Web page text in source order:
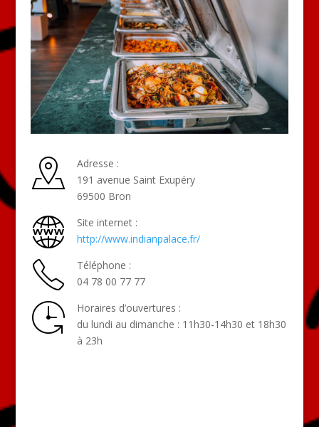
Adresse :
191 avenue Saint Exupéry
69500 Bron
Site internet :
http://www.indianpalace.fr/
Téléphone :
04 78 00 77 77
Horaires d’ouvertures :
du lundi au dimanche : 11h30-14h30 et 18h30
à 23h